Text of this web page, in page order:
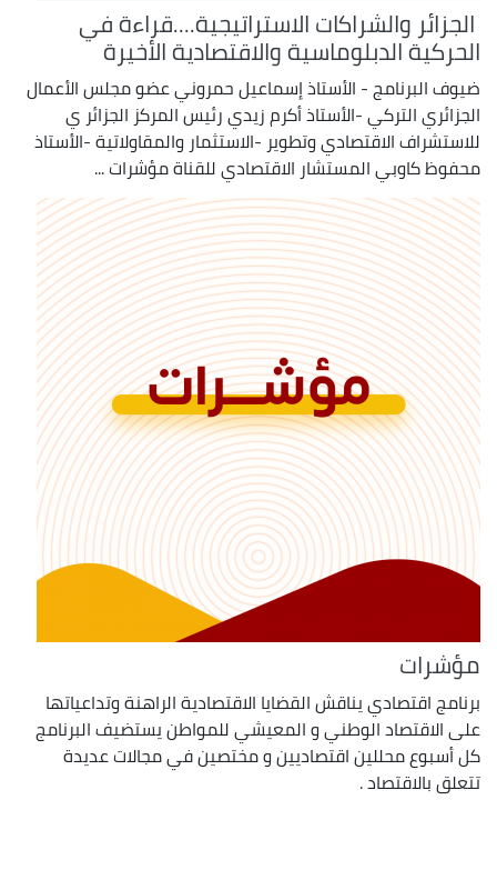
الجزائر والشراكات الاستراتيجية....قراءة في
الحركية الدبلوماسية والاقتصادية الأخيرة
ضيوف البرنامج - الأستاذ إسماعيل حمروني عضو مجلس الأعمال
الجزائري التركي -الأستاذ أكرم زيدي رئيس المركز الجزائر ي
للاستشراف الاقتصادي وتطوير -الاستثمار والمقاولاتية -الأستاذ
محفوظ كاوبي المستشار الاقتصادي للقناة مؤشرات ...
مؤشرات
برنامج اقتصادي يناقش القضايا الاقتصادية الراهنة وتداعياتها
على الاقتصاد الوطني و المعيشي للمواطن يستضيف البرنامج
كل أسبوع محللين اقتصاديين و مختصين في مجالات عديدة
تتعلق بالاقتصاد .